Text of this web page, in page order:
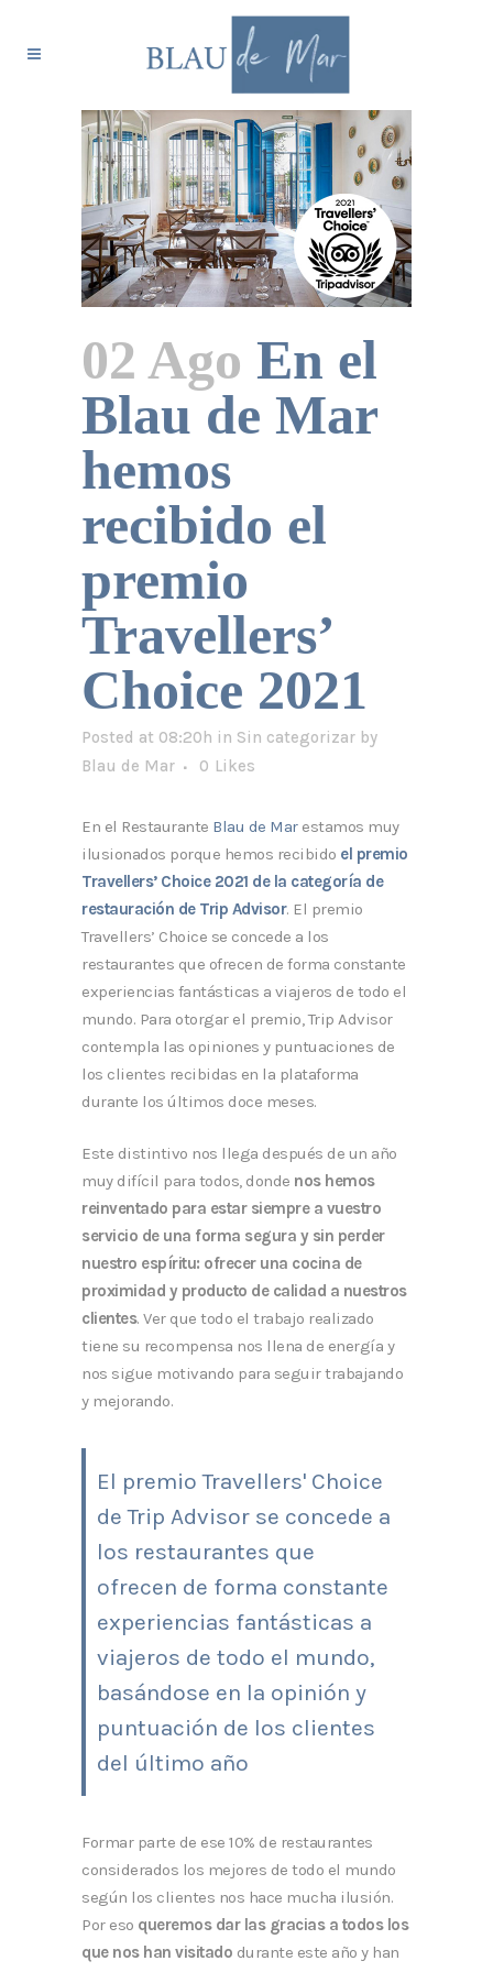
02 Ago En el
Blau de Mar
hemos
recibido el
premio
Travellers’
Choice 2021
Posted at 08:20h in Sin categorizar by
Blau de Mar
0 Likes
En el Restaurante Blau de Marestamos muy
ilusionados porque hemos recibido el premio
Travellers’ Choice 2021 de la categoría de
restauración de Trip Advisor. El premio
Travellers’ Choice se concede a los
restaurantes que ofrecen de forma constante
experiencias fantásticas a viajeros de todo el
mundo. Para otorgar el premio, Trip Advisor
contempla las opiniones y puntuaciones de
los clientes recibidas en la plataforma
durante los últimos doce meses.
Este distintivo nos llega después de un año
muy difícil para todos, donde nos hemos
reinventado para estar siempre a vuestro
servicio de una forma segura y sin perder
nuestro espíritu: ofrecer una cocina de
proximidad y producto de calidad a nuestros
clientes. Ver que todo el trabajo realizado
tiene su recompensa nos llena de energía y
nos sigue motivando para seguir trabajando
y mejorando.
El premio Travellers' Choice
de Trip Advisor se concede a
los restaurantes que
ofrecen de forma constante
experiencias fantásticas a
viajeros de todo el mundo,
basándose en la opinión y
puntuación de los clientes
del último año
Formar parte de ese 10% de restaurantes
considerados los mejores de todo el mundo
según los clientes nos hace mucha ilusión.
Por eso queremos dar las gracias a todos los
que nos han visitado durante este año y han